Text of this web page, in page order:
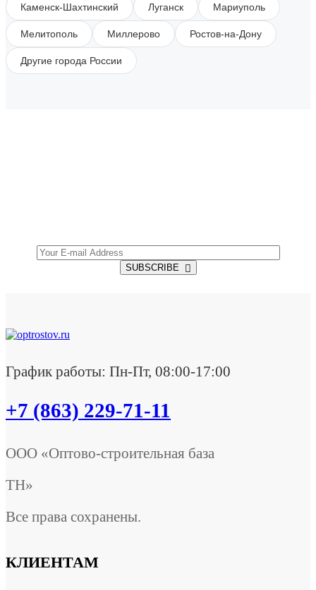
Каменск-Шахтинский Луганск Мариуполь
Мелитополь Миллерово Ростов-на-Дону
Другие города России
SUBSCRIBE
График работы: Пн-Пт, 08:00-17:00
+7 (863) 229-71-11
ООО «Оптово-строительная база
ТН»
Все права сохранены.
КЛИЕНТАМ